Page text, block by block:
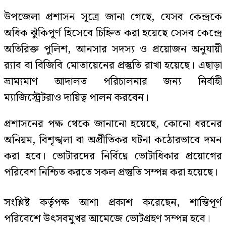
উপজেলা প্রশাসন সূত্রে জানা গেছে, যেসব কেন্দ্রকে
অধিক ঝুঁকিপূর্ণ হিসেবে চিহ্নিত করা হয়েছে সেসব কেন্দ্রে
অতিরিক্ত পুলিশ, আনসার সদস্য ও প্রয়োজন অনুযায়ী
র‌্যাব বা বিজিবি মোতায়েনের প্রস্তুতি রাখা হয়েছে। এছাড়া
ভ্রাম্যমাণ আদালত পরিচালনার জন্য নির্বাহী
ম্যাজিস্ট্রেটরাও দায়িত্ব পালন করবেন।
প্রশাসনের পক্ষ থেকে জানানো হয়েছে, কোনো ধরনের
অনিয়ম, বিশৃঙ্খলা বা অপ্রীতিকর ঘটনা কঠোরভাবে দমন
করা হবে। ভোটারদের নির্বিঘ্নে ভোটাধিকার প্রয়োগের
পরিবেশ নিশ্চিত করতে সকল প্রস্তুতি সম্পন্ন করা হয়েছে।
সংশ্লিষ্ট কর্তৃপক্ষ আশা প্রকাশ করেছেন, শান্তিপূর্ণ
পরিবেশে উৎসবমুখর আমেজে ভোটগ্রহণ সম্পন্ন হবে।